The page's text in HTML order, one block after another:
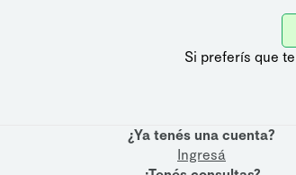
Si preferís que
¿Ya tenés una cuenta?
Ingresá